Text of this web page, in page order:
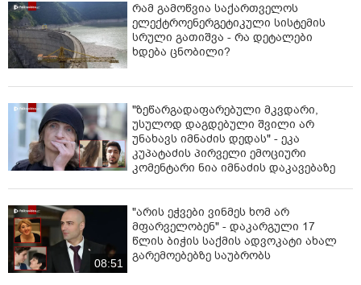
რამ გამოწვია საქართველოს
ელექტროენერგეტიკული სისტემის
სრული გათიშვა - რა დეტალები
ხდება ცნობილი?
"ზეწარგადაფარებული მკვდარი,
უსულოდ დაგდებული შვილი არ
უნახავს იმნაძის დედას" - ეკა
კუპატაძის პირველი ემოციური
კომენტარი ნია იმნაძის დაკავებაზე
08:51
"არის ეჭვები ვინმეს ხომ არ
მფარველობენ" - დაკარგული 17
წლის ბიჭის საქმის ადვოკატი ახალ
გარემოებებზე საუბრობს